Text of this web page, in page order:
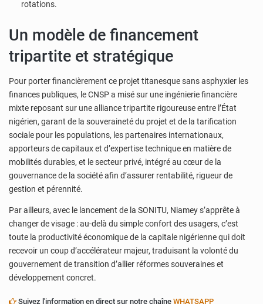
rotations.
Un modèle de financement
tripartite et stratégique
Pour porter financièrement ce projet titanesque sans asphyxier les
finances publiques, le CNSP a misé sur une ingénierie financière
mixte reposant sur une alliance tripartite rigoureuse entre l’État
nigérien, garant de la souveraineté du projet et de la tarification
sociale pour les populations, les partenaires internationaux,
apporteurs de capitaux et d’expertise technique en matière de
mobilités durables, et le secteur privé, intégré au cœur de la
gouvernance de la société afin d’assurer rentabilité, rigueur de
gestion et pérennité.
Par ailleurs, avec le lancement de la SONITU, Niamey s’apprête à
changer de visage : au-delà du simple confort des usagers, c’est
toute la productivité économique de la capitale nigérienne qui doit
recevoir un coup d’accélérateur majeur, traduisant la volonté du
gouvernement de transition d’allier réformes souveraines et
développement concret.
Suivez l'information en direct sur notre chaîne WHATSAPP